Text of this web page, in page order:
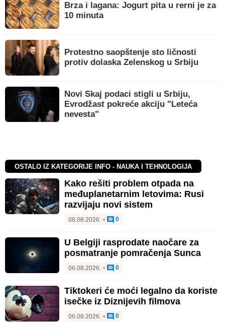
Brza i lagana: Jogurt pita u rerni je za
10 minuta
Protestno saopštenje sto ličnosti
protiv dolaska Zelenskog u Srbiju
Novi Skaj podaci stigli u Srbiju,
Evrodžast pokreće akciju "Leteća
nevesta"
OSTALO IZ KATEGORIJE INFO - NAUKA I TEHNOLOGIJA
Kako rešiti problem otpada na
međuplanetarnim letovima: Rusi
razvijaju novi sistem
08.08.2026. • 0
U Belgiji rasprodate naočare za
posmatranje pomračenja Sunca
06.08.2026. • 0
Tiktokeri će moći legalno da koriste
isečke iz Diznijevih filmova
06.08.2026. • 0